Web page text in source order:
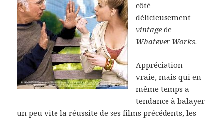
côté
délicieusement
vintage de
Whatever Works.
Appréciation
vraie, mais qui en
même temps a
tendance à balayer
un peu vite la réussite de ses films précédents, les